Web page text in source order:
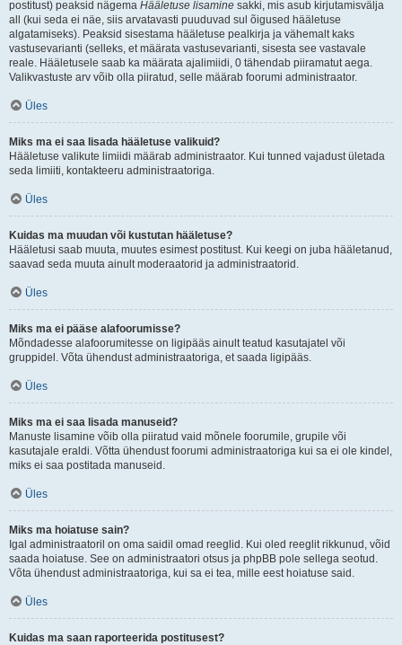
postitust) peaksid nägema Hääletuse lisamine sakki, mis asub kirjutamisvälja
all (kui seda ei näe, siis arvatavasti puuduvad sul õigused hääletuse
algatamiseks). Peaksid sisestama hääletuse pealkirja ja vähemalt kaks
vastusevarianti (selleks, et määrata vastusevarianti, sisesta see vastavale
reale. Hääletusele saab ka määrata ajalimiidi, 0 tähendab piiramatut aega.
Valikvastuste arv võib olla piiratud, selle määrab foorumi administraator.
Üles
Miks ma ei saa lisada hääletuse valikuid?
Hääletuse valikute limiidi määrab administraator. Kui tunned vajadust ületada
seda limiiti, kontakteeru administraatoriga.
Üles
Kuidas ma muudan või kustutan hääletuse?
Hääletusi saab muuta, muutes esimest postitust. Kui keegi on juba hääletanud,
saavad seda muuta ainult moderaatorid ja administraatorid.
Üles
Miks ma ei pääse alafoorumisse?
Mõndadesse alafoorumitesse on ligipääs ainult teatud kasutajatel või
gruppidel. Võta ühendust administraatoriga, et saada ligipääs.
Üles
Miks ma ei saa lisada manuseid?
Manuste lisamine võib olla piiratud vaid mõnele foorumile, grupile või
kasutajale eraldi. Võtta ühendust foorumi administraatoriga kui sa ei ole kindel,
miks ei saa postitada manuseid.
Üles
Miks ma hoiatuse sain?
Igal administraatoril on oma saidil omad reeglid. Kui oled reeglit rikkunud, võid
saada hoiatuse. See on administraatori otsus ja phpBB pole sellega seotud.
Võta ühendust administraatoriga, kui sa ei tea, mille eest hoiatuse said.
Üles
Kuidas ma saan raporteerida postitusest?